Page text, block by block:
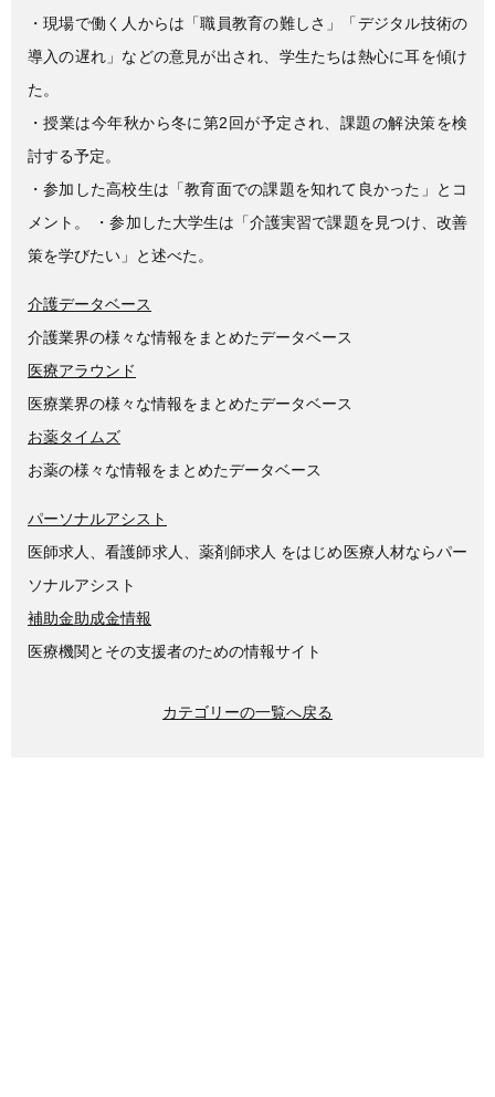
・現場で働く人からは「職員教育の難しさ」「デジタル技術の
導入の遅れ」などの意見が出され、学生たちは熱心に耳を傾け
た。
・授業は今年秋から冬に第2回が予定され、課題の解決策を検
討する予定。
・参加した高校生は「教育面での課題を知れて良かった」とコ
メント。 ・参加した大学生は「介護実習で課題を見つけ、改善
策を学びたい」と述べた。
介護データベース
介護業界の様々な情報をまとめたデータベース
医療アラウンド
医療業界の様々な情報をまとめたデータベース
お薬タイムズ
お薬の様々な情報をまとめたデータベース
パーソナルアシスト
医師求人、看護師求人、薬剤師求人 をはじめ医療人材ならパー
ソナルアシスト
補助金助成金情報
医療機関とその支援者のための情報サイト
カテゴリーの一覧へ戻る